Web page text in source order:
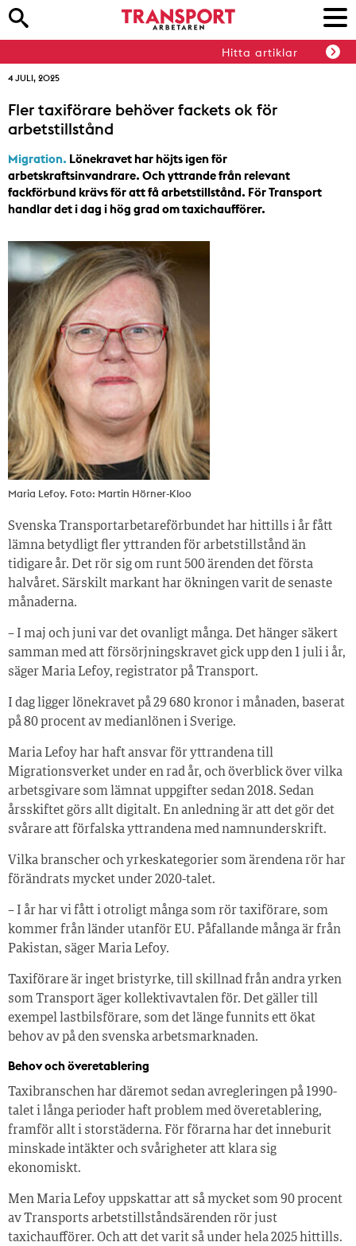
Hitta artiklar
4 JULI, 2025
Fler taxiförare behöver fackets ok för
arbetstillstånd
Migration. Lönekravet har höjts igen för
arbetskraftsinvandrare. Och yttrande från relevant
fackförbund krävs för att få arbetstillstånd. För Transport
handlar det i dag i hög grad om taxichaufförer.
Maria Lefoy. Foto: Martin Hörner-Kloo
Svenska Transportarbetareförbundet har hittills i år fått
lämna betydligt fler yttranden för arbetstillstånd än
tidigare år. Det rör sig om runt 500 ärenden det första
halvåret. Särskilt markant har ökningen varit de senaste
månaderna.
– I maj och juni var det ovanligt många. Det hänger säkert
samman med att försörjningskravet gick upp den 1 juli i år,
säger Maria Lefoy, registrator på Transport.
I dag ligger lönekravet på 29 680 kronor i månaden, baserat
på 80 procent av medianlönen i Sverige.
Maria Lefoy har haft ansvar för yttrandena till
Migrationsverket under en rad år, och överblick över vilka
arbetsgivare som lämnat uppgifter sedan 2018. Sedan
årsskiftet görs allt digitalt. En anledning är att det gör det
svårare att förfalska yttrandena med namnunderskrift.
Vilka branscher och yrkeskategorier som ärendena rör har
förändrats mycket under 2020-talet.
– I år har vi fått i otroligt många som rör taxiförare, som
kommer från länder utanför EU. Påfallande många är från
Pakistan, säger Maria Lefoy.
Taxiförare är inget bristyrke, till skillnad från andra yrken
som Transport äger kollektivavtalen för. Det gäller till
exempel lastbilsförare, som det länge funnits ett ökat
behov av på den svenska arbetsmarknaden.
Behov och överetablering
Taxibranschen har däremot sedan avregleringen på 1990-
talet i långa perioder haft problem med överetablering,
framför allt i storstäderna. För förarna har det inneburit
minskade intäkter och svårigheter att klara sig
ekonomiskt.
Men Maria Lefoy uppskattar att så mycket som 90 procent
av Transports arbetstillståndsärenden rör just
taxichaufförer. Och att det varit så under hela 2025 hittills.